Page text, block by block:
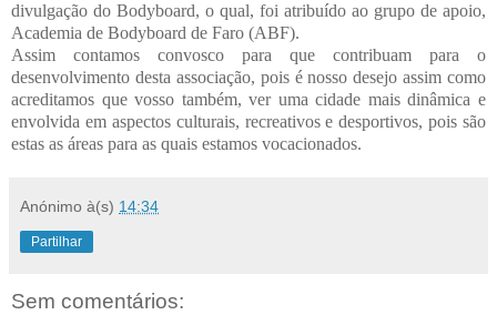
divulgação do Bodyboard, o qual, foi atribuído ao grupo de apoio,
Academia de Bodyboard de Faro (ABF).
Assim contamos convosco para que contribuam para o
desenvolvimento desta associação, pois é nosso desejo assim como
acreditamos que vosso também, ver uma cidade mais dinâmica e
envolvida em aspectos culturais, recreativos e desportivos, pois são
estas as áreas para as quais estamos vocacionados.
Anónimo à(s) 14:34
Partilhar
Sem comentários: